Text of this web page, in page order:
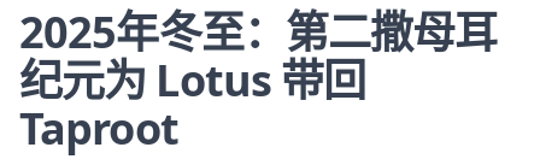
2025年冬至：第二撒母耳
纪元为 Lotus 带回
Taproot